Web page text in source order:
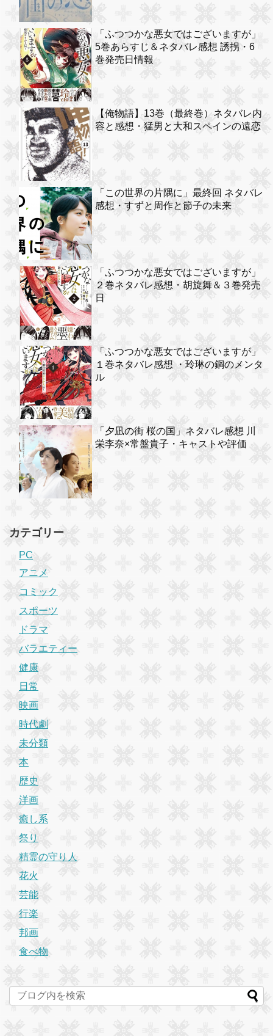
「ふつつかな悪女ではございますが」
5巻あらすじ＆ネタバレ感想 誘拐・6
巻発売日情報
【俺物語】13巻（最終巻）ネタバレ内
容と感想・猛男と大和スペインの遠恋
「この世界の片隅に」最終回 ネタバレ
感想・すずと周作と節子の未来
「ふつつかな悪女ではございますが」
２巻ネタバレ感想・胡旋舞＆３巻発売
日
「ふつつかな悪女ではございますが」
１巻ネタバレ感想 ・玲琳の鋼のメンタ
ル
「夕凪の街 桜の国」ネタバレ感想 川
栄李奈×常盤貴子・キャストや評価
カテゴリー
PC
アニメ
コミック
スポーツ
ドラマ
バラエティー
健康
日常
映画
時代劇
未分類
本
歴史
洋画
癒し系
祭り
精霊の守り人
花火
芸能
行楽
邦画
食べ物